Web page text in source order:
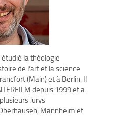
étudié la théologie
de l’art et la science
(Main) et à Berlin. Il
depuis 1999 et a
Jurys
Mannheim et